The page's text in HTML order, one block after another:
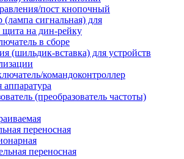
пост кнопочный
сигнальная) для
щита на дин-рейку
в сборе
(шильдик-вставка) для устройств
командоконтроллер
(преобразователь частоты)
переносная
переносная